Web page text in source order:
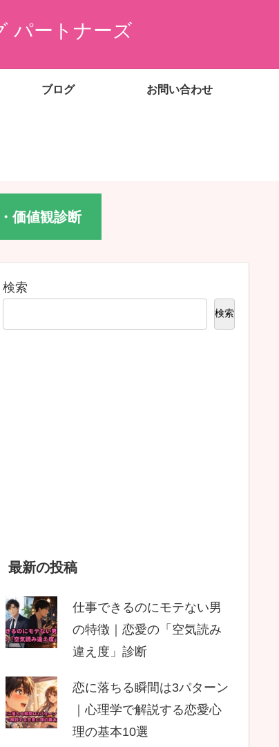
パートナーズ
ブログ お問い合わせ
価値観診断
検索
検索
最新の投稿
仕事できるのにモテない男
の特徴｜恋愛の「空気読み
違え度」診断
恋に落ちる瞬間は3パターン
｜心理学で解説する恋愛心
理の基本10選